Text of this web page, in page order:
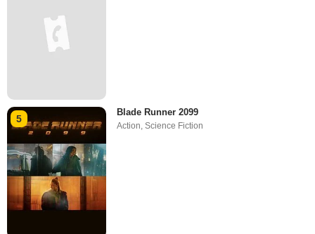
5
Blade Runner 2099
Action,Science Fiction